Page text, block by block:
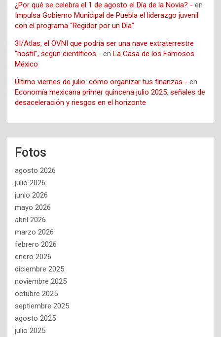
¿Por qué se celebra el 1 de agosto el Día de la Novia? - en
Impulsa Gobierno Municipal de Puebla el liderazgo juvenil
con el programa “Regidor por un Día”
3I/Atlas, el OVNI que podría ser una nave extraterrestre
“hostil”, según científicos - en La Casa de los Famosos
México
Último viernes de julio: cómo organizar tus finanzas - en
Economía mexicana primer quincena julio 2025: señales de
desaceleración y riesgos en el horizonte
Fotos
agosto 2026
julio 2026
junio 2026
mayo 2026
abril 2026
marzo 2026
febrero 2026
enero 2026
diciembre 2025
noviembre 2025
octubre 2025
septiembre 2025
agosto 2025
julio 2025